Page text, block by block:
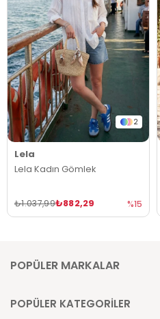
2
Lela
Lela Kadın Gömlek
₺882,29
₺1.037,99 %15
POPÜLER MARKALAR
POPÜLER KATEGORİLER